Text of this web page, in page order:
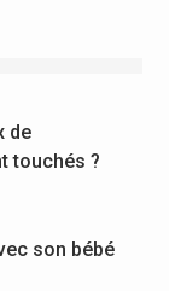
de
touchés ?
son bébé